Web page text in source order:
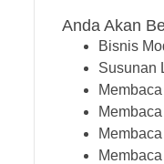
Anda Akan
Bisnis
Susunan